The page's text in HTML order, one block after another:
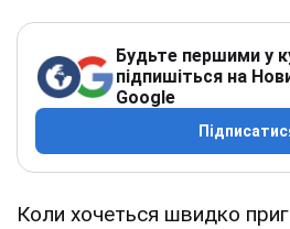
Будьте першими у
підпишіться на
Google
Коли хочеться швидко